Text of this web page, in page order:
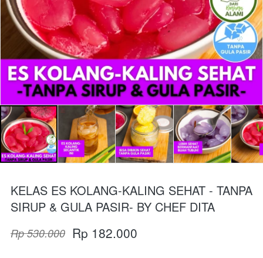
KELAS ES KOLANG-KALING SEHAT - TANPA
SIRUP & GULA PASIR- BY CHEF DITA
Rp 530.000 Rp 182.000